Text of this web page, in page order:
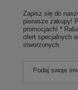
Zapisz się do
pierwsze zakupy!
promocjach! *
ofert specjalnych
stworzonych
Podaj swoje